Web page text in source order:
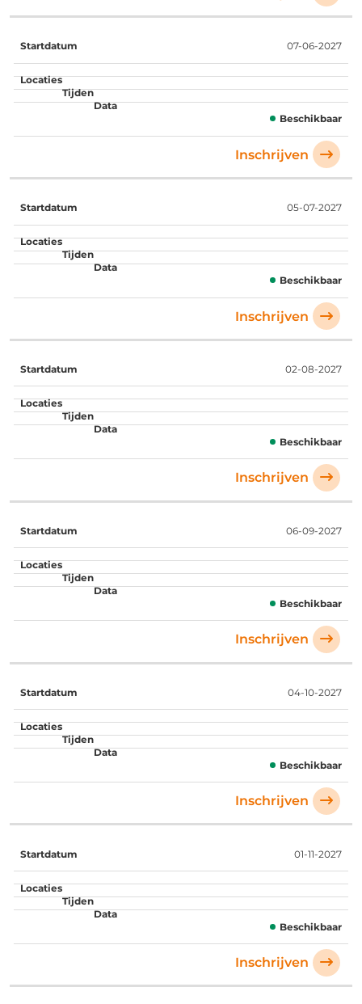
07-06-2027
Beschikbaar
Inschrijven
05-07-2027
Beschikbaar
Inschrijven
02-08-2027
Beschikbaar
Inschrijven
06-09-2027
Beschikbaar
Inschrijven
04-10-2027
Beschikbaar
Inschrijven
01-11-2027
Beschikbaar
Inschrijven